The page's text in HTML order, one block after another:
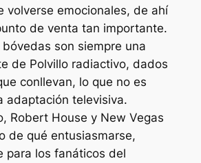
volverse emocionales, de ahí
de venta tan importante.
son siempre una
de Polvillo radiactivo, dados
conllevan, lo que no es
adaptación televisiva.
Robert House y New Vegas
de qué entusiasmarse,
para los fanáticos del